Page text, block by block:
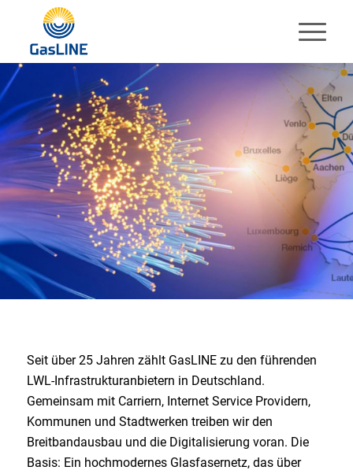
Seit über 25 Jahren zählt GasLINE zu den führenden
LWL-Infrastrukturanbietern in Deutschland.
Gemeinsam mit Carriern, Internet Service Providern,
Kommunen und Stadtwerken treiben wir den
Breitbandausbau und die Digitalisierung voran. Die
Basis: Ein hochmodernes Glasfasernetz, das über